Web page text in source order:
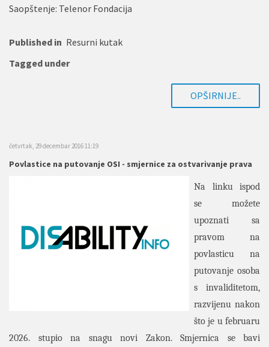
Saopštenje: Telenor Fondacija
Published in Resurni kutak
Tagged under
OPŠIRNIJE..
četvrtak, 29 decembar 2016 11:19
Povlastice na putovanje OSI - smjernice za ostvarivanje prava
Na linku ispod
se možete
upoznati sa
pravom na
povlasticu na
putovanje osoba
s invaliditetom,
razvijenu nakon
što je u februaru
2026. stupio na snagu novi Zakon. Smjernica se bavi